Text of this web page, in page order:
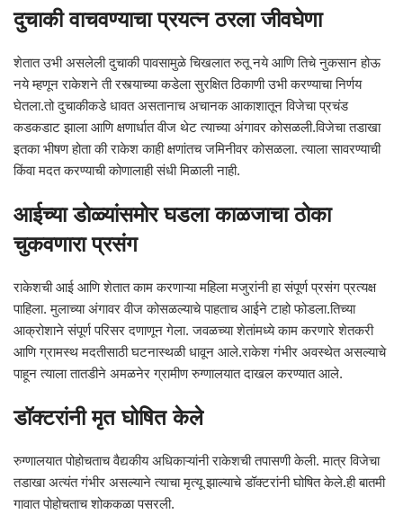
दुचाकी वाचवण्याचा प्रयत्न ठरला जीवघेणा
शेतात उभी असलेली दुचाकी पावसामुळे चिखलात रुतू नये आणि तिचे नुकसान होऊ
नये म्हणून राकेशने ती रस्त्याच्या कडेला सुरक्षित ठिकाणी उभी करण्याचा निर्णय
घेतला.तो दुचाकीकडे धावत असतानाच अचानक आकाशातून विजेचा प्रचंड
कडकडाट झाला आणि क्षणार्धात वीज थेट त्याच्या अंगावर कोसळली.विजेचा तडाखा
इतका भीषण होता की राकेश काही क्षणांतच जमिनीवर कोसळला. त्याला सावरण्याची
किंवा मदत करण्याची कोणालाही संधी मिळाली नाही.
आईच्या डोळ्यांसमोर घडला काळजाचा ठोका
चुकवणारा प्रसंग
राकेशची आई आणि शेतात काम करणाऱ्या महिला मजुरांनी हा संपूर्ण प्रसंग प्रत्यक्ष
पाहिला. मुलाच्या अंगावर वीज कोसळल्याचे पाहताच आईने टाहो फोडला.तिच्या
आक्रोशाने संपूर्ण परिसर दणाणून गेला. जवळच्या शेतांमध्ये काम करणारे शेतकरी
आणि ग्रामस्थ मदतीसाठी घटनास्थळी धावून आले.राकेश गंभीर अवस्थेत असल्याचे
पाहून त्याला तातडीने अमळनेर ग्रामीण रुग्णालयात दाखल करण्यात आले.
डॉक्टरांनी मृत घोषित केले
रुग्णालयात पोहोचताच वैद्यकीय अधिकाऱ्यांनी राकेशची तपासणी केली. मात्र विजेचा
तडाखा अत्यंत गंभीर असल्याने त्याचा मृत्यू झाल्याचे डॉक्टरांनी घोषित केले.ही बातमी
गावात पोहोचताच शोककळा पसरली.